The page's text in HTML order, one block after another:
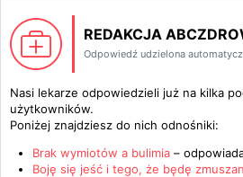
REDAKCJA
Odpowiedź udzielona
Nasi lekarze odpowiedzieli już na kilka
użytkowników.
Poniżej znajdziesz do nich odnośniki:
Brak wymiotów a bulimia –
Boję się jeść i tego, że będę